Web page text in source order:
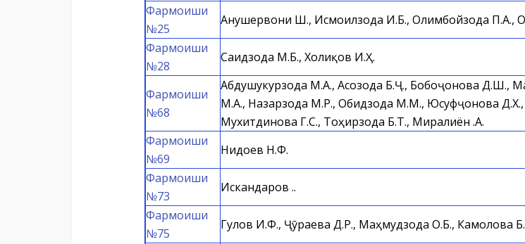
Фармоиши
№25
Анушервони Ш., Исмоилзода И.Б., Олимбойзода П.А.,
Фармоиши
№28
Саидзода М.Б., Холиқов И.Ҳ.
Фармоиши
№68
Абдушукурзода М.А., Асозода Б.Ҷ., Бобоҷонова Д.Ш.,
М.А., Назарзода М.Р., Обидзода М.М., Юсуфҷонова
Мухитдинова Г.С., Тоҳирзода Б.Т., Миралиён Қ.А.
Фармоиши
№69
Нидоев Н.Ф.
Фармоиши
№73
Искандаров Қ..
Фармоиши
№75
Гулов И.Ф., Ҷӯраева Д.Р., Маҳмудзода О.Б., Камолова